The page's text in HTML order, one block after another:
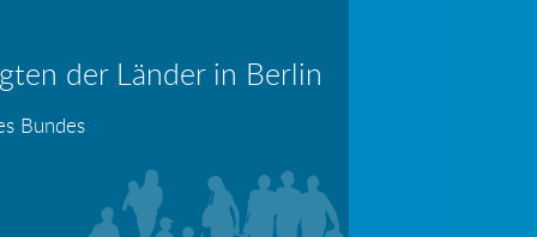
der Länder in Berlin
Bundes
Information: Die Wohngeldstelle darf Nachweise über Bemühungen zur Aufnahme einer Erwerbstätigkeit fordern
unser Onlineformular auf dieser